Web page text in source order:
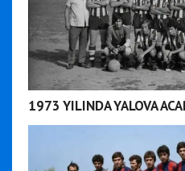
1973 YILINDA YALOVA